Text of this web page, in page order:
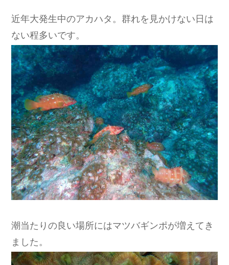
近年大発生中のアカハタ。群れを見かけない日は
ない程多いです。
潮当たりの良い場所にはマツバギンポが増えてき
ました。